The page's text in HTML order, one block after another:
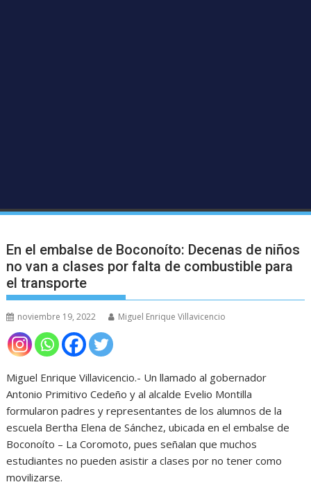
En el embalse de Boconoíto: Decenas de niños
no van a clases por falta de combustible para
el transporte
noviembre 19, 2022 Miguel Enrique Villavicencio
Miguel Enrique Villavicencio.- Un llamado al gobernador
Antonio Primitivo Cedeño y al alcalde Evelio Montilla
formularon padres y representantes de los alumnos de la
escuela Bertha Elena de Sánchez, ubicada en el embalse de
Boconoíto – La Coromoto, pues señalan que muchos
estudiantes no pueden asistir a clases por no tener como
movilizarse.